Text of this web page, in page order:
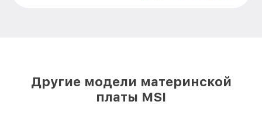
Другие модели материнской
платы MSI